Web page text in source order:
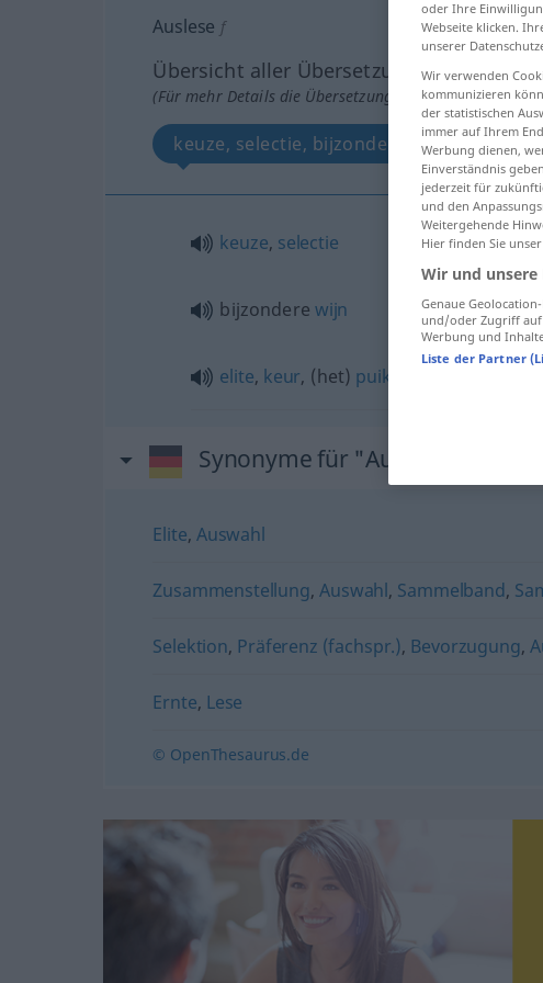
Auslese f
Übersicht aller Übersetzungen
(Für mehr Details die Übersetzung anklicken/antippen)
keuze, selectie, bijzondere wijn, elite,
keuze, selectie
bijzondere wijn
elite, keur, (het) puik
Synonyme für "Auslese"
Elite, Auswahl
Zusammenstellung,Auswahl, Sammelband,
Selektion, Präferenz (fachspr.), Bevorzugung,
Ernte, Lese
© OpenThesaurus.de
oder Ihre
Webseite klicken.
unserer
Wir verwenden
kommunizieren
der statistischen
immer auf Ihrem
Werbung dienen,
Einverständnis
jederzeit für
und den
Weitergehende
Hier finden Sie unser
Wir und
Genaue
und/oder Zugriff auf
Werbung und
Liste der Partner